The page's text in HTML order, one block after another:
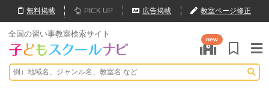
無料掲載 PICK UP 広告掲載 教室ページ修正
全国の習い事教室検索サイト
new